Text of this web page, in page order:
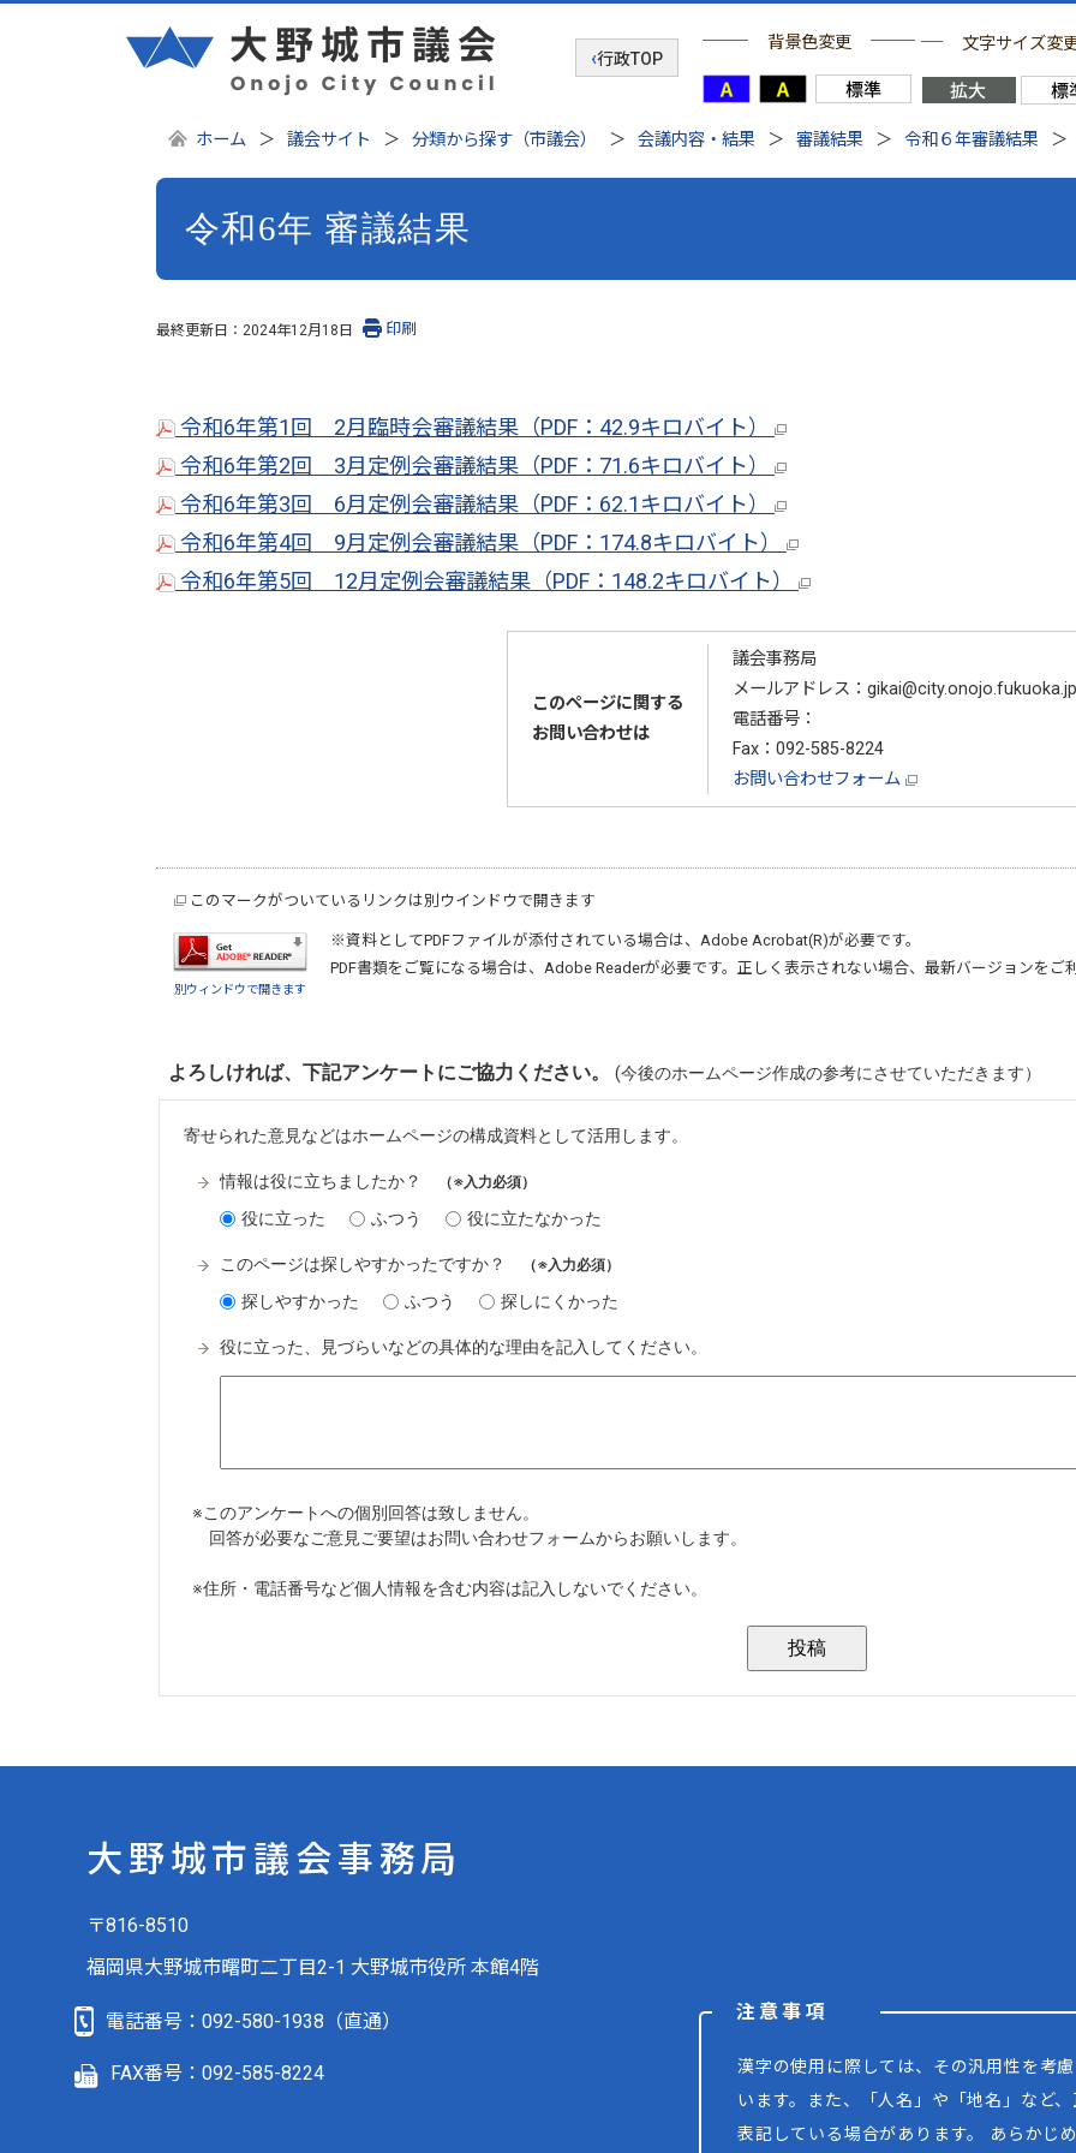
行政TOP
背景色変更 文字サイズ変
ホーム 議会サイト 分類から探す（市議会） 会議内容・結果 審議結果 令和６年審議結果
令和6年 審議結果
最終更新日： 2024年12月18日 印刷
令和6年第1回 2月臨時会審議結果（PDF：42.9キロバイト）
令和6年第2回 3月定例会審議結果（PDF：71.6キロバイト）
令和6年第3回 6月定例会審議結果（PDF：62.1キロバイト）
令和6年第4回 9月定例会審議結果（PDF：174.8キロバイト）
令和6年第5回 12月定例会審議結果（PDF：148.2キロバイト）
このページに関する
お問い合わせは
議会事務局
メールアドレス：gikai@city.onojo.fukuoka.jp
電話番号：
Fax：092-585-8224
お問い合わせフォーム
このマークがついているリンクは別ウインドウで開きます
別ウィンドウで開きます
※資料としてPDFファイルが添付されている場合は、 Adobe Acrobat(R)が必要です。
PDF書類をご覧になる場合は、 Adobe Readerが必要です。正しく表示されない場合、最新バージョンをご
大野城市議会事務局
〒816-8510
福岡県大野城市曙町二丁目2-1 大野城市役所 本館4階
電話番号： 092-580-1938 （直通）
FAX番号：092-585-8224
注意事項
漢字の使用に際しては、その汎用性を考
います。また、「人名」や「地名」など
表記している場合があります。 あらかじ